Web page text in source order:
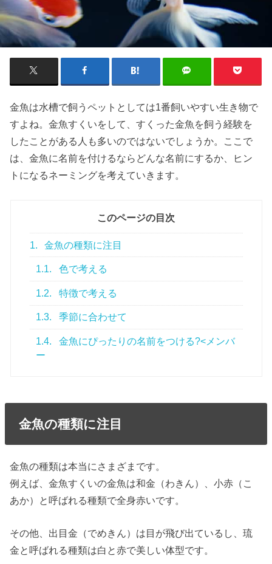
金魚は水槽で飼うペットとしては1番飼いやすい生き物で
すよね。金魚すくいをして、すくった金魚を飼う経験を
したことがある人も多いのではないでしょうか。ここで
は、金魚に名前を付けるならどんな名前にするか、ヒン
トになるネーミングを考えていきます。
このページの目次
1. 金魚の種類に注目
1.1. 色で考える
1.2. 特徴で考える
1.3. 季節に合わせて
1.4.
金魚にぴったりの名前をつける?<メンバ
ー
金魚の種類に注目
金魚の種類は本当にさまざまです。
例えば、金魚すくいの金魚は和金（わきん）、小赤（こ
あか）と呼ばれる種類で全身赤いです。
その他、出目金（でめきん）は目が飛び出ているし、琉
金と呼ばれる種類は白と赤で美しい体型です。